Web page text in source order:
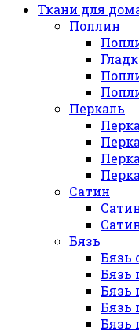
Ткани для
Поплин
Перкаль
Сатин
Бязь
Бязь
Бязь
Бязь
Бязь
Бязь